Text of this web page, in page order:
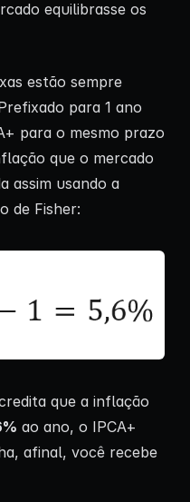
equilibrasse os
estão sempre
para 1 ano
para o mesmo prazo
que o mercado
assim usando a
de Fisher:
que a inflação
ao ano, o IPCA+
afinal, você recebe